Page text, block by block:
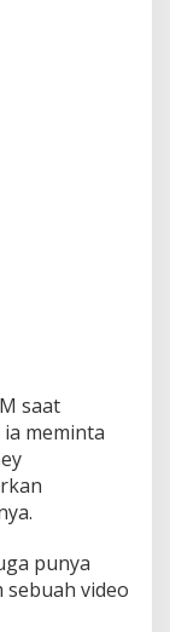
saat
meminta
punya
sebuah video